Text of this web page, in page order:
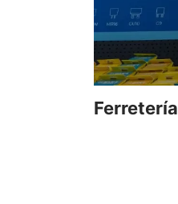
Ferretería